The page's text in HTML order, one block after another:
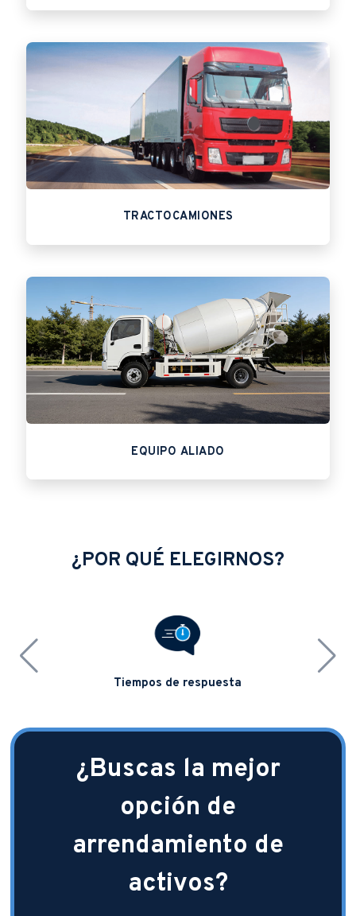
TRACTOCAMIONES
EQUIPO ALIADO
¿POR QUÉ ELEGIRNOS?
Tiempos de respuesta
¿Buscas la mejor
opción de
arrendamiento de
activos?